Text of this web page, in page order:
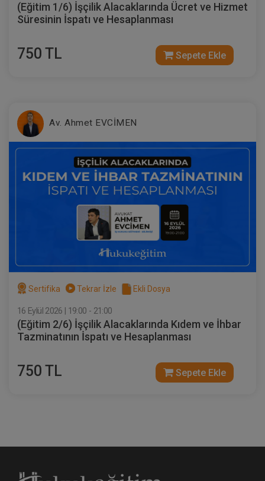
360 TL
Tüketici Hukuku Enstitüsü
Kat Mülkiyeti ve Kentsel Dönüşüm
Hukuku - IV. Medeni Hukuk Kongresi -
360 TL
(Eğitim 1/6) İşçilik Alacaklarında Ücret ve Hizmet
Süresinin İspatı ve Hesaplanması
750 TL Sepete Ekle
Av. Ahmet EVCİMEN
Sertifika Tekrar İzle Ekli Dosya
16 Eylül 2026 | 19:00 - 21:00
(Eğitim 2/6) İşçilik Alacaklarında Kıdem ve İhbar
Tazminatının İspatı ve Hesaplanması
750 TL Sepete Ekle